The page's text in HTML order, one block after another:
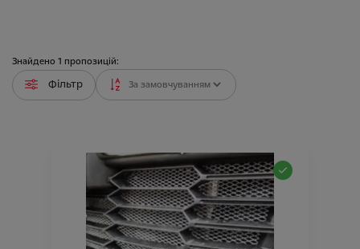
Знайдено 1 пропозицій:
Фільтр